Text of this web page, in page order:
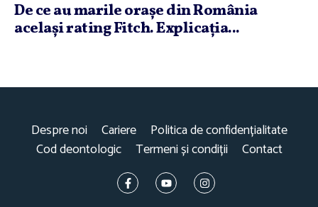
De ce au marile oraşe din România
acelaşi rating Fitch. Explicaţia...
Despre noi Cariere
Politica de confidențialitate
Cod deontologic
Termeni și condiții Contact